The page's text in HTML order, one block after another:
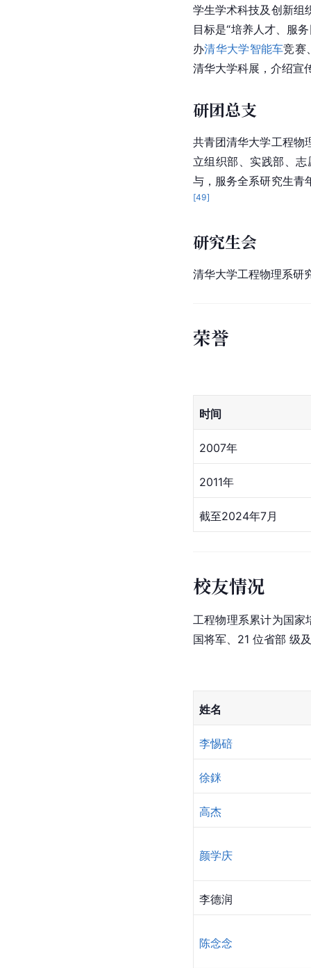
学生学术科技及创新组
目标是“培养人才、服
办清华大学智能车竞赛
清华大学科展，介绍宣
研团总支
共青团清华大学工程物
立组织部、实践部、
与，服务全系研究生青
[49]
研究生会
清华大学工程物理系研
荣誉
时间
2007年
2011年
截至2024年7月
校友情况
工程物理系累计为国
国将军、21 位省部 级
姓名
李惕碚
徐銤
高杰
颜学庆
李德润
陈念念